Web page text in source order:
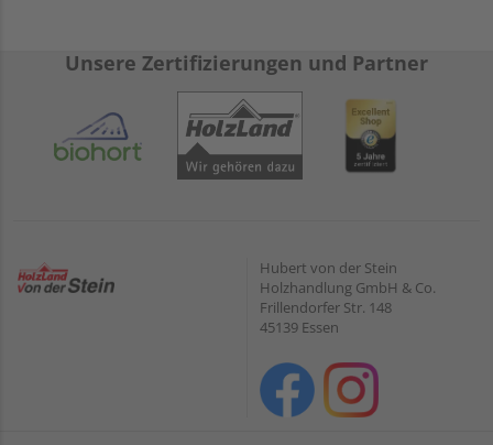
Unsere Zertifizierungen und Partner
Hubert von der Stein
Holzhandlung GmbH & Co.
Frillendorfer Str. 148
45139 Essen